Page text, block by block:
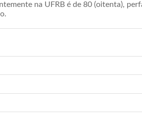
na UFRB é de 80 (oitenta),